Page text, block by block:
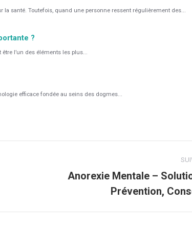
santé. Toutefois, quand une personne ressent régulièrement des...
?
l’un des éléments les plus...
efficace fondée au seins des dogmes...
:
Anorexie Mentale –
Prévention,